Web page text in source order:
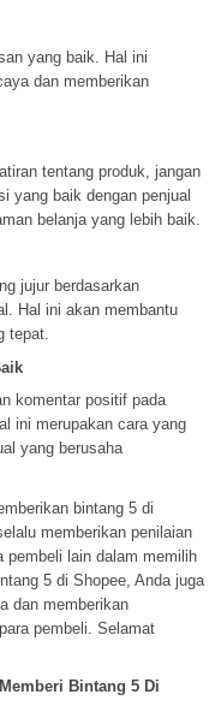
yang baik. Hal ini
dan memberikan
tentang produk, jangan
yang baik dengan penjual
belanja yang lebih baik.
jujur berdasarkan
Hal ini akan membantu
tepat.
komentar positif pada
ini merupakan cara yang
yang berusaha
bintang 5 di
memberikan penilaian
pembeli lain dalam memilih
5 di Shopee, Anda juga
dan memberikan
pembeli. Selamat
Bintang 5 Di